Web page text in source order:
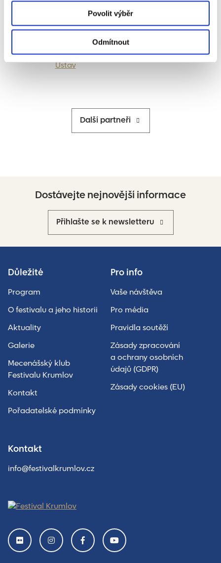
Povolit výběr
Odmítnout
Spolupořadatel Generální mediální partner
Další partneři
Dostávejte nejnovější informace
Přihlašte se k newsletteru
Důležité
Program
O festivalu a jeho historii
Aktuality
Galerie
Mecenášský klub
Festivalu Krumlov
Kontakt
Pořadatelské podmínky
Pro info
Vaše návštěva
Pro média
Pravidla soutěží
Zásady zpracování
a ochrany osobních
údajů (GDPR)
Zásady cookies (EU)
Kontakt
info@festivalkrumlov.cz